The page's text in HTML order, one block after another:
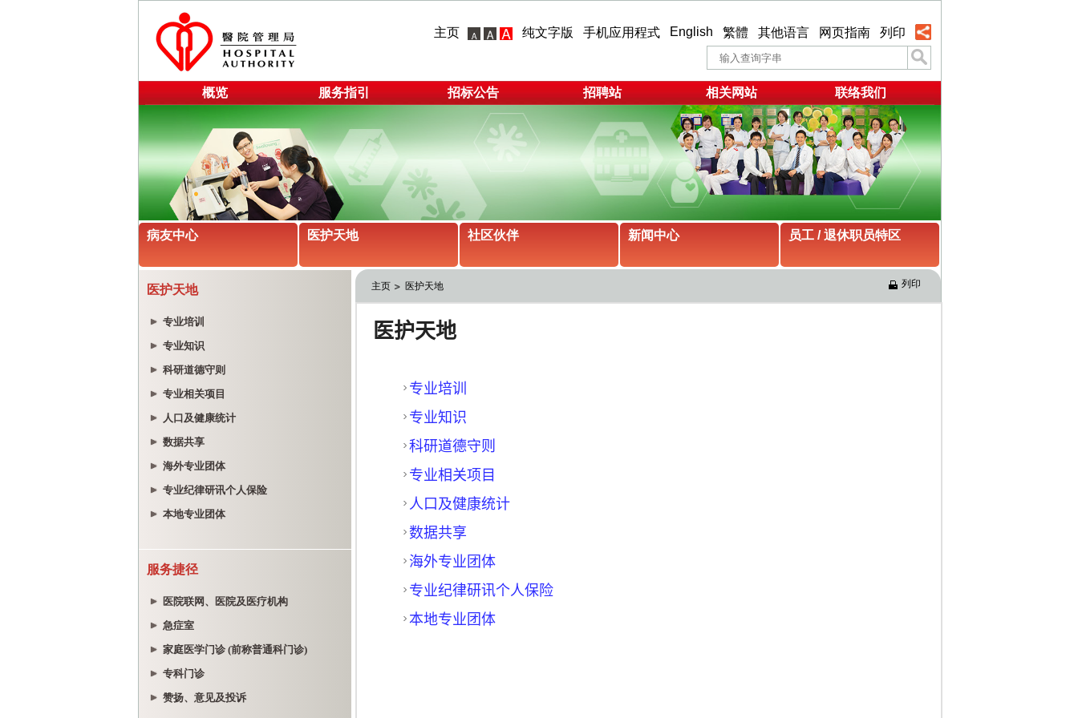
主页 纯文字版 手机应用程式 English 繁體 其他语言 网页指南 列印
概览 服务指引 招标公告 招聘站 相关网站 联络我们
病友中心 医护天地 社区伙伴 新闻中心 员工 / 退休职员特区
医护天地
专业培训
专业知识
科研道德守则
专业相关项目
人口及健康统计
数据共享
海外专业团体
专业纪律研讯个人保险
本地专业团体
服务捷径
医院联网、医院及医疗机构
急症室
家庭医学门诊 (前称普通科门诊)
专科门诊
赞扬、意见及投诉
主页 医护天地 列印